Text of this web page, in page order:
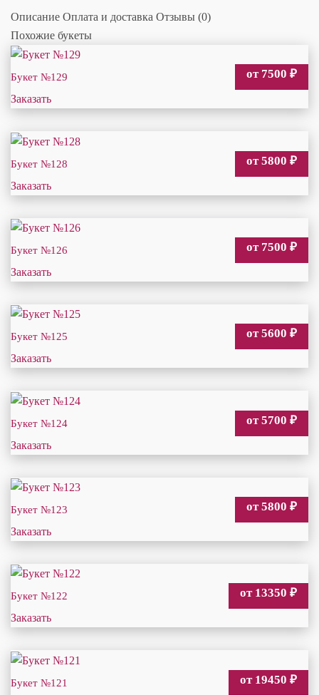
Описание Оплата и доставка Отзывы (0)
Похожие букеты
Букет №129 от 7500 ₽
Заказать
Букет №128 от 5800 ₽
Заказать
Букет №126 от 7500 ₽
Заказать
Букет №125 от 5600 ₽
Заказать
Букет №124 от 5700 ₽
Заказать
Букет №123 от 5800 ₽
Заказать
Букет №122 от 13350 ₽
Заказать
Букет №121 от 19450 ₽